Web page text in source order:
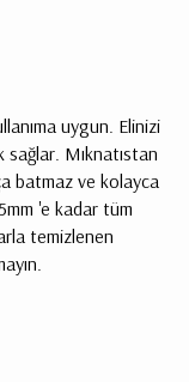
uygun. Elinizi
sağlar. Mıknatıstan
batmaz ve kolayca
'e kadar tüm
temizlenen